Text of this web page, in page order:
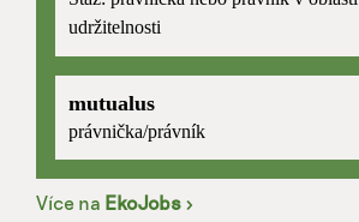
udržitelnosti
mutualus
právnička/právník
Více na EkoJobs >